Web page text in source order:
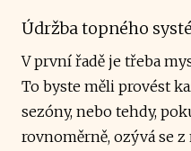
Údržba topného
V první řadě je třeba
To byste měli provést
sezóny, nebo tehdy,
rovnoměrně, ozývá se